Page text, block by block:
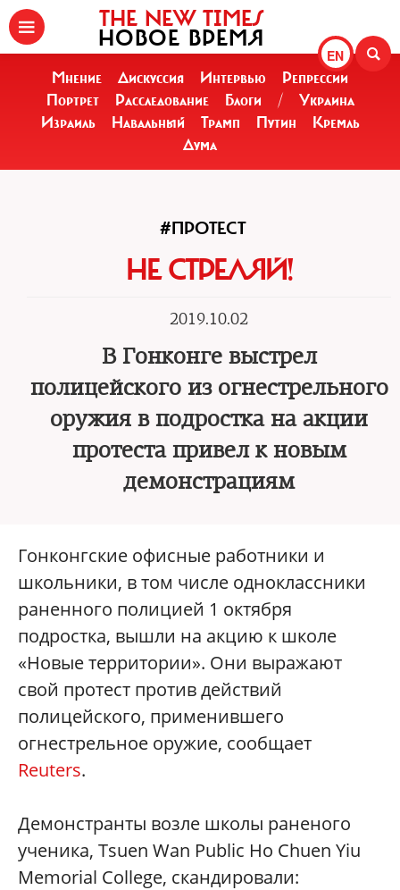
EN
THE NEW TIMES
НОВОЕ ВРЕМЯ
Мнение Дискуссия Интервью
Репрессии
Портрет
Расследование Блоги /
Украина
Израиль
Навальный Трамп Путин
Кремль
Дума
#ПРОТЕСТ
НЕ СТРЕЛЯЙ!
2019.10.02
В Гонконге выстрел
полицейского из огнестрельного
оружия в подростка на акции
протеста привел к новым
демонстрациям
Гонконгские офисные работники и
школьники, в том числе одноклассники
раненного полицией 1 октября
подростка, вышли на акцию к школе
«Новые территории». Они выражают
свой протест против действий
полицейского, применившего
огнестрельное оружие, сообщает
Reuters.
Демонстранты возле школы раненого
ученика, Tsuen Wan Public Ho Chuen Yiu
Memorial College, скандировали: